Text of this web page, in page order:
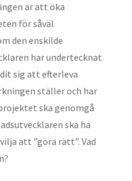
är att öka
för såväl
den enskilde
har undertecknat
sig att efterleva
ställer och har
ska genomgå
ska ha
att ”göra rätt”. Vad